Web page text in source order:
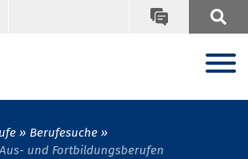
Berufesuche
und Fortbildungsberufen